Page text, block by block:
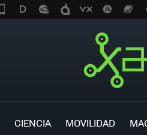
CIENCIA MOVILIDAD